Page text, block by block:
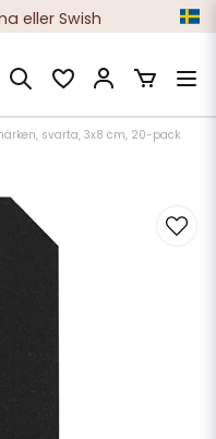
eller Swish
kunder
svarta, 3x8 cm, 20-pack